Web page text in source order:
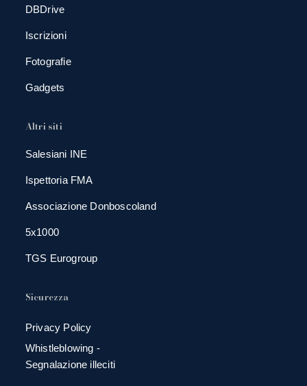
DBDrive
Iscrizioni
Fotografie
Gadgets
Altri siti
Salesiani INE
Ispettoria FMA
Associazione Donboscoland
5x1000
TGS Eurogroup
Sicurezza
Privacy Policy
Whistleblowing -
Segnalazione illeciti